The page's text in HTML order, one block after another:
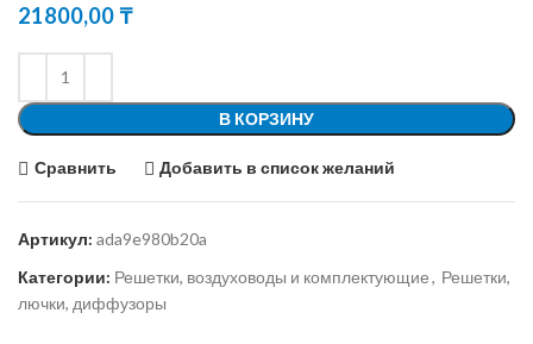
21800,00₸
В КОРЗИНУ
Сравнить Добавить в список желаний
Артикул: ada9e980b20a
Категории: Решетки, воздуховоды и комплектующие, Решетки,
лючки, диффузоры